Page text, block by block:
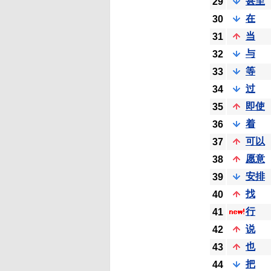
30
在
31
当
32
与
33
等
34
过
35
即使
36
着
37
可以
38
愿意
39
安排
40
找
41
行
42
说
43
也
44
把